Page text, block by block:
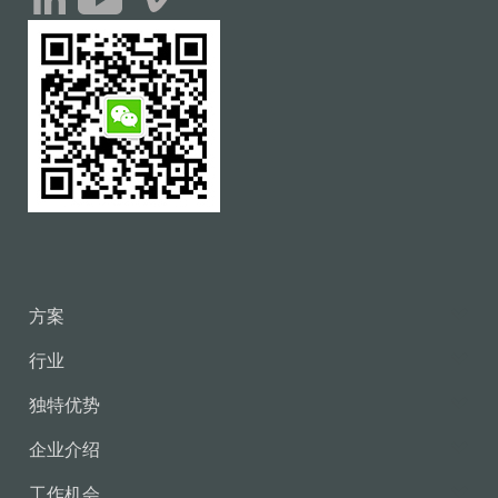
方案
行业
独特优势
企业介绍